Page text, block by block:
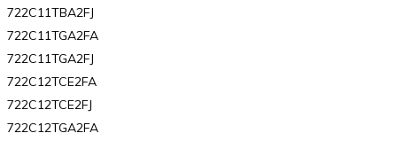
722C11TBA2FJ
722C11TGA2FA
722C11TGA2FJ
722C12TCE2FA
722C12TCE2FJ
722C12TGA2FA